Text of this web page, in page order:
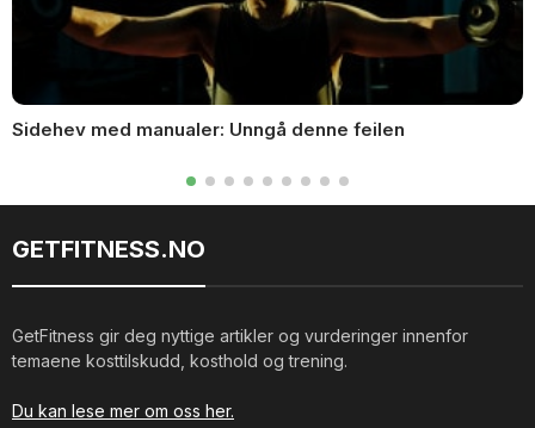
Sidehev med manualer: Unngå denne feilen
GETFITNESS.NO
GetFitness gir deg nyttige artikler og vurderinger innenfor
temaene kosttilskudd, kosthold og trening.
Du kan lese mer om oss her.